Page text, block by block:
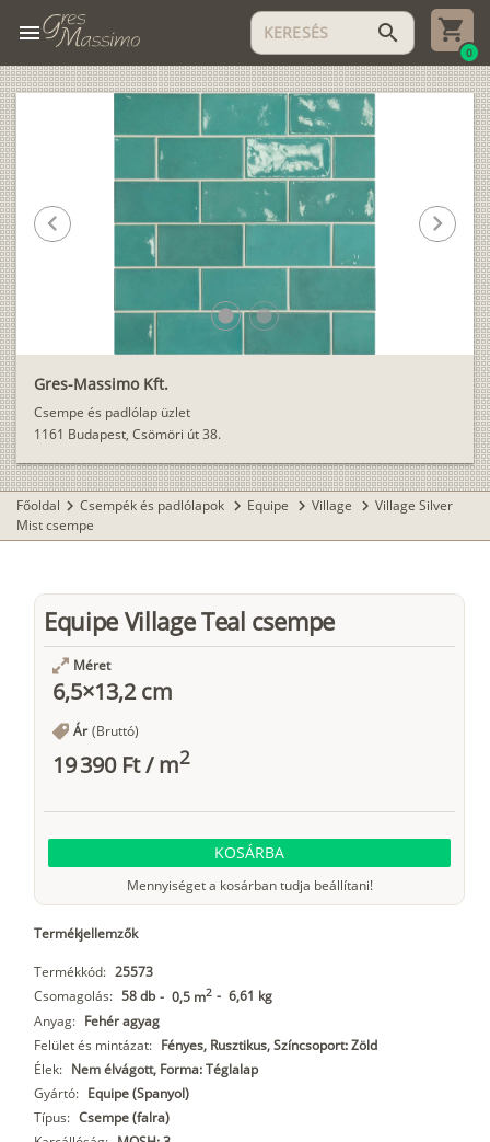
menu search
0
Gres-Massimo Kft.
Csempe és padlólap üzlet
1161 Budapest, Csömöri út 38.
lens lens
chevron_left chevron_right
Főoldal chevron_right Csempék és padlólapok chevron_right Equipe chevron_right Village chevron_right Village Silver
Mist csempe
Equipe Village Teal csempe
Méret
6,5×13,2 cm
Ár (Bruttó)
19 390 Ft/m2
KOSÁRBA
Mennyiséget a kosárban tudja beállítani!
Termékjellemzők
Termékkód: 25573
Csomagolás: 58 db - 0,5 m2 - 6,61 kg
Anyag: Fehér agyag
Felület és mintázat: Fényes, Rusztikus, Színcsoport: Zöld
Élek: Nem élvágott, Forma: Téglalap
Gyártó: Equipe (Spanyol)
Típus: Csempe (falra)